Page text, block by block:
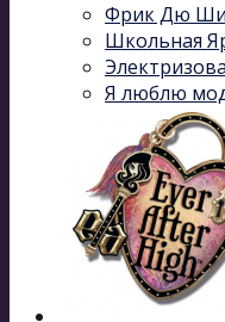
Фрик Дю
Школьная
Я люблю